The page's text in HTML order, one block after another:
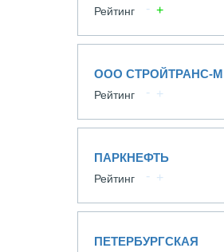
Рейтинг
ООО СТРОЙТРАНС-М
Рейтинг
ПАРКНЕФТЬ
Рейтинг
ПЕТЕРБУРГСКАЯ